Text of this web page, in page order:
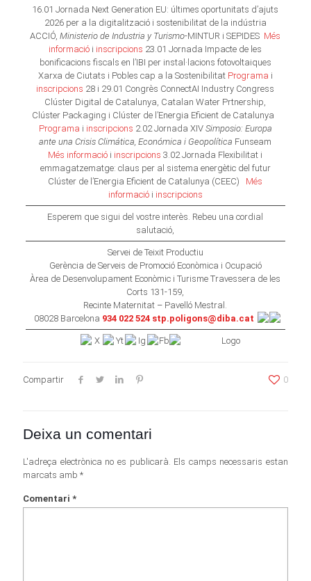
16.01 Jornada Next Generation EU: últimes oportunitats d’ajuts
2026 per a la digitalització i sostenibilitat de la indústria
ACCIÓ,Ministerio de Industria y Turismo-MINTUR i SEPIDES Més
informació i inscripcions 23.01 Jornada Impacte de les
bonificacions fiscals en l’IBI per instal·lacions fotovoltaiques
Xarxa de Ciutats i Pobles cap a la Sostenibilitat Programa i
inscripcions 28 i 29.01 Congrès ConnectAI Industry Congress
Clúster Digital de Catalunya, Catalan Water Prtnership,
Clúster Packaging i Clúster de l’Energia Eficient de Catalunya
Programa i inscripcions 2.02 Jornada XIV Simposio: Europa
ante una Crisis Climática, Económica i Geopolítica Funseam
Més informació i inscripcions 3.02 Jornada Flexibilitat i
emmagatzematge: claus per al sistema energètic del futur
Clúster de l’Energia Eficient de Catalunya (CEEC) Més
informaciói inscripcions
Esperem que sigui del vostre interès. Rebeu una cordial
salutació,
Servei de Teixit Productiu
Gerència de Serveis de Promoció Econòmica i Ocupació
Àrea de Desenvolupament Econòmic i Turisme Travessera de les
Corts 131-159,
Recinte Maternitat – Pavelló Mestral.
08028 Barcelona 934 022 524 stp.poligons@diba.cat
Compartir 0
Deixa un comentari
L'adreça electrònica no es publicarà. Els camps necessaris estan
marcats amb *
Comentari *